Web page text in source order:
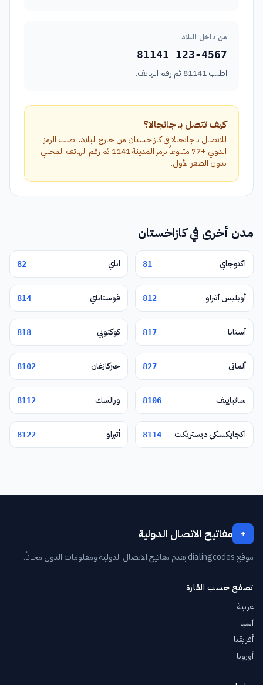
من داخل البلاد
81141 123-4567
اطلب 81141 ثم رقم الهاتف.
كيف تتصل بـ جانجالا؟
للاتصال بـ جانجالا في كازاخستان من خارج البلاد، اطلب الرمز
الدولي +77 متبوعاً برمز المدينة 1141 ثم رقم الهاتف المحلي
بدون الصفر الأول.
مدن أخرى في كازاخستان
اكتوجاي 81 اباي 82
أوبليس أتيراو 812 قوستاناي 814
آستانا 817 كوكتوبي 818
ألماتي 827 جيزكازغان 8102
ساتباييف 8106 ورالسك 8112
اكجايكسكي ديستريكت 8114 أتيراو 8122
+ مفاتيح الاتصال الدولية
موقع dialingcodes يقدم مفاتيح الاتصال الدولية ومعلومات الدول مجاناً.
تصفح حسب القارة
عربية
آسيا
أفريقيا
أوروبا